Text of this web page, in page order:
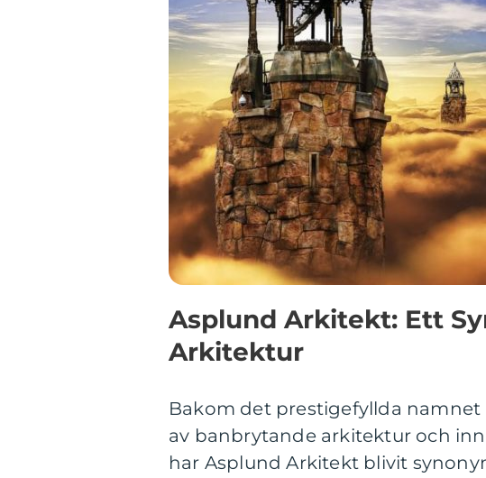
Asplund Arkitekt: Ett
Arkitektur
Bakom det prestigefyllda namnet
av banbrytande arkitektur och
har Asplund Arkitekt blivit